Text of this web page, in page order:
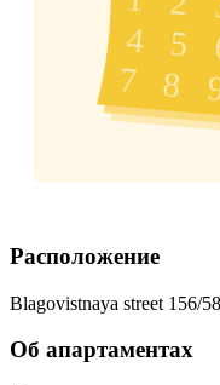
Расположение
Blagovistnaya street 156/
Об апартаментах